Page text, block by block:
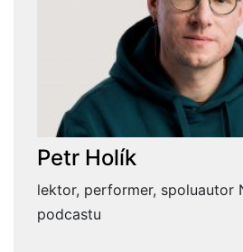
Petr Holík
lektor, performer, spoluautor
podcastu